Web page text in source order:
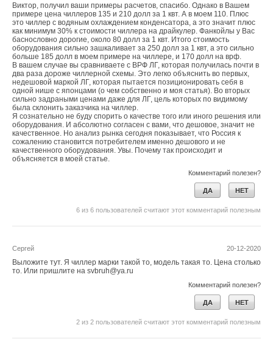
Виктор, получил ваши примеры расчетов, спасибо. Однако в Вашем
примере цена чиллеров 135 и 210 долл за 1 квт. А в моем 110. Плюс
это чиллер с водяным охлаждением конденсатора, а это значит плюс
как минимум 30% к стоимости чиллера на драйкулер. Фанкойлы у Вас
баснословно дорогие, около 80 долл за 1 квт. Итого стоимость
оборудования сильно зашкаливает за 250 долл за 1 квт, а это сильно
больше 185 долл в моем примере на чиллере, и 170 долл на врф.
В вашем случае вы сравниваете с ВРФ ЛГ, которая получилась почти в
два раза дороже чиллерной схемы. Это легко объяснить во первых,
недешовой маркой ЛГ, которая пытается позиционировать себя в
одной нише с японцами (о чем собственно и моя статья). Во вторых
сильно задраными ценами даже для ЛГ, цель которых по видимому
была склонить заказчика на чиллер.
Я сознательно не буду спорить о качестве того или иного решения или
оборудования. И абсолютно согласен с вами, что дешовое, значит не
качественное. Но анализ рынка сегодня показывает, что Россия к
сожалению становится потребителем именно дешового и не
качественного оборудования. Увы. Почему так происходит и
объясняется в моей статье.
Комментарий полезен?
ДА НЕТ
6 из 6 пользователей считают этот комментарий полезным
20-12-2020
Сергей
Выложите тут. Я чиллер марки такой то, модель такая то. Цена столько
то. Или пришлите на svbruh@ya.ru
Комментарий полезен?
ДА НЕТ
2 из 2 пользователей считают этот комментарий полезным
Ливчак В.И. Минстрой России продолжает срывать решения
Ливчак В.И., Горшков А.С. Обоснование величин базового
удельного годового расхода тепловой энергии на отопление
России // Инженерные системы. АВОК Северо-Запад, 2018. №2.